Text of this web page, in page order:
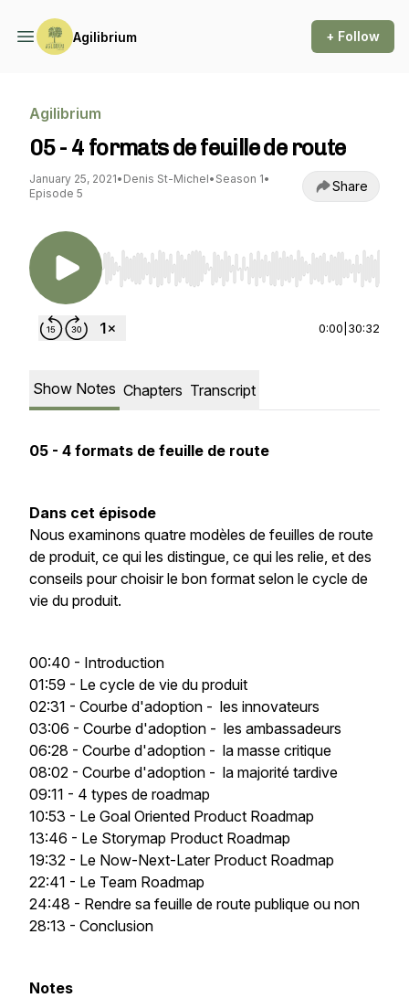
Agilibrium + Follow
Agilibrium
05 - 4 formats de feuille de route
January 25, 2021• Denis St-Michel• Season 1•
Episode 5
Share
Use Left/Right to seek, Home/End to jump to
0:00 30:32
Show Notes Chapters Transcript
05 - 4 formats de feuille de route
Dans cet épisode
Nous examinons quatre modèles de feuilles de route
de produit, ce qui les distingue, ce qui les relie, et des
conseils pour choisir le bon format selon le cycle de
vie du produit.
00:40 - Introduction
01:59 - Le cycle de vie du produit
02:31 - Courbe d'adoption - les innovateurs
03:06 - Courbe d'adoption - les ambassadeurs
06:28 - Courbe d'adoption - la masse critique
08:02 - Courbe d'adoption - la majorité tardive
09:11 - 4 types de roadmap
10:53 - Le Goal Oriented Product Roadmap
13:46 - Le Storymap Product Roadmap
19:32 - Le Now-Next-Later Product Roadmap
22:41 - Le Team Roadmap
24:48 - Rendre sa feuille de route publique ou non
28:13 - Conclusion
Notes